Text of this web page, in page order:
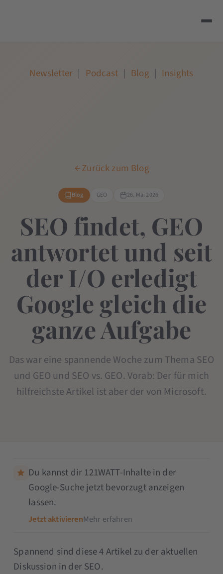
Newsletter | Podcast | Blog | Insights
Zurück zum Blog
Blog GEO 26. Mai 2026
SEO findet, GEO
antwortet und seit
der I/O erledigt
Google gleich die
ganze Aufgabe
Das war eine spannende Woche zum Thema SEO
und GEO und SEO vs. GEO. Vorab: Der für mich
hilfreichste Artikel ist aber der von Microsoft.
Du kannst dir 121WATT-Inhalte in der
Google-Suche jetzt bevorzugt anzeigen
lassen.
Jetzt aktivierenMehr erfahren
Spannend sind diese 4 Artikel zu der aktuellen
Diskussion in der SEO.